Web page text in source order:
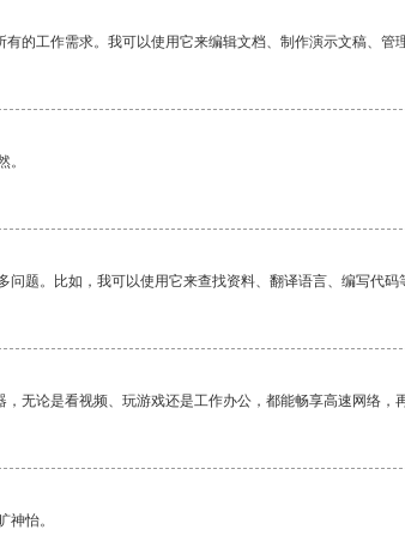
的工作需求。我可以使用它来编辑文档、制作演示文稿、管
。
题。比如，我可以使用它来查找资料、翻译语言、编写代码
无论是看视频、玩游戏还是工作办公，都能畅享高速网络，
神怡。